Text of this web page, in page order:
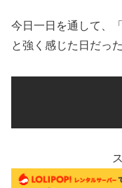
今日一日を通して、
と強く感じた日だった